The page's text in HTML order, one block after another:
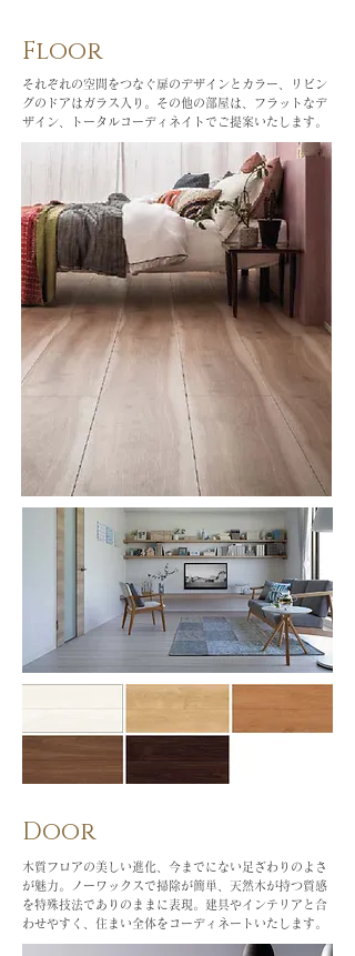
Floor
それぞれの空間をつなぐ扉のデザインとカラー、リビン
グのドアはガラス入り。その他の部屋は、フラットなデ
ザイン、トータルコーディネイトでご提案いたします。
Door
木質フロアの美しい進化、今までにない足ざわりのよさ
が魅力。
ノーワックスで掃除が簡単、天然木が持つ質感
を特殊技法でありのままに表現。建具やインテリアと合
わせやすく、住まい全体をコーディネートいたします。